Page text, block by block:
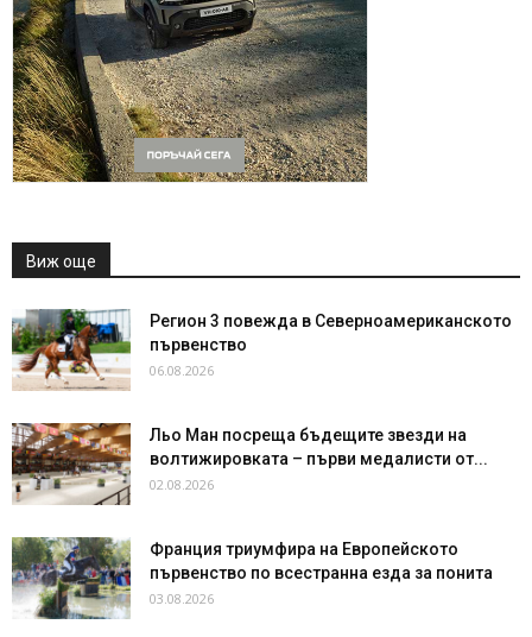
Виж още
Регион 3 повежда в Северноамериканското
първенство
06.08.2026
Льо Ман посреща бъдещите звезди на
волтижировката – първи медалисти от...
02.08.2026
Франция триумфира на Европейското
първенство по всестранна езда за понита
03.08.2026